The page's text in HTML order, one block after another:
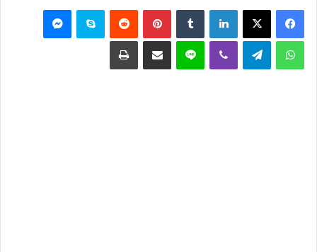
فيسبوك ‫X لينكدإن بينتيريست سكايب
واتساب تيلقرام لاين